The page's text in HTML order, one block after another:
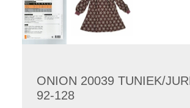
ONION 20039 TUNIEK/
92-128